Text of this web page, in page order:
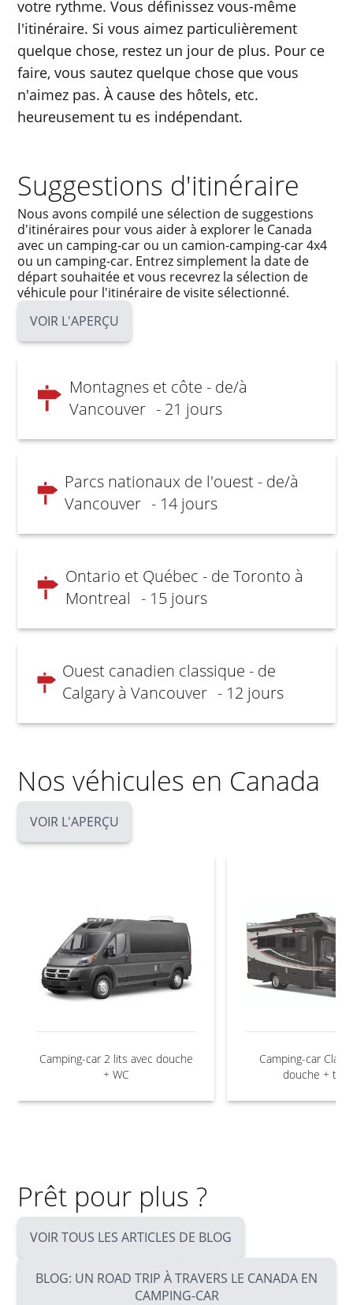
votre rythme. Vous définissez vous-même
l'itinéraire. Si vous aimez particulièrement
quelque chose, restez un jour de plus. Pour ce
faire, vous sautez quelque chose que vous
n'aimez pas. À cause des hôtels, etc.
heureusement tu es indépendant.
Suggestions d'itinéraire
Nous avons compilé une sélection de suggestions
d'itinéraires pour vous aider à explorer le Canada
avec un camping-car ou un camion-camping-car 4x4
ou un camping-car. Entrez simplement la date de
départ souhaitée et vous recevrez la sélection de
véhicule pour l'itinéraire de visite sélectionné.
VOIR L'APERÇU
Montagnes et côte - de/à
Vancouver - 21 jours
Parcs nationaux de l'ouest - de/à
Vancouver - 14 jours
Ontario et Québec - de Toronto à
Montreal - 15 jours
Ouest canadien classique - de
Calgary à Vancouver - 12 jours
Nos véhicules en Canada
VOIR L'APERÇU
Camping-car 2 lits avec douche
+ WC
Camping-car
douche +
Prêt pour plus ?
VOIR TOUS LES ARTICLES DE BLOG
BLOG: UN ROAD TRIP À TRAVERS LE CANADA EN
CAMPING-CAR